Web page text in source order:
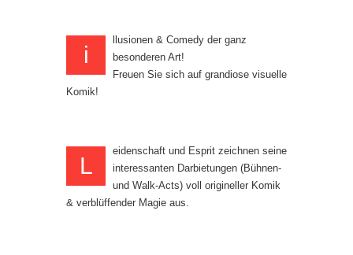
i
llusionen & Comedy der ganz
besonderen Art!
Freuen Sie sich auf grandiose visuelle
Komik!
L
eidenschaft und Esprit zeichnen seine
interessanten Darbietungen (Bühnen-
und Walk-Acts) voll origineller Komik
& verblüffender Magie aus.